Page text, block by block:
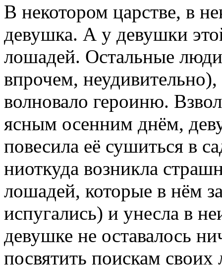
В некотором царстве, в
девушка. А у девушки
лошадей. Остальные
впрочем,
волновало героиню.
ясным осенним днём,
повесила её сушиться в
ниоткуда возникла
лошадей, которые в нём
испугались) и унесла в
девушке не оставалось
посвятить поискам